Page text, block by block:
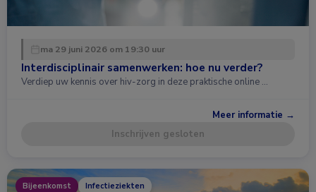
ma 29 juni 2026 om 19:30 uur
Interdisciplinair samenwerken: hoe nu verder?
Verdiep uw kennis over hiv-zorg in deze praktische online …
Meer informatie →
Inschrijven gesloten
Bijeenkomst Infectieziekten